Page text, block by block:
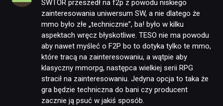
SWTOR przeszedł na f2p z powodu niskiego
zainteresowania uniwersum SW, a nie dlatego że
mmo było złe „technicznie”, ba! było w kilku
aspektach wręcz błyskotliwe. TESO nie ma powodu
aby nawet myśleć o F2P bo to dotyka tylko te mmo,
które tracą na zainteresowaniu, a wątpie aby
klasyczny mmorpg, następca wielkiej serii RPG
stracił na zainteresowaniu. Jedyna opcja to taka że
gra będzie techniczna do bani czy producent
zacznie ją psuć w jakiś sposób.